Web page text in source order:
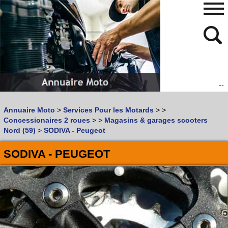
--
Vous recherchez un garage MOTOouSCOOTER
Quoi :
Où :
Trouver un garage Moto !
Retrouvez dans votre VILLE
les bonnes adresses deL'ANNUAIRE MOTO & SCOOTER
480
768
Annuaire Moto > Services Pour les Motards > >
Concessionaires 2 roues > > Magasins & garages scooters
Nord (59) > SODIVA - Peugeot
SODIVA - PEUGEOT